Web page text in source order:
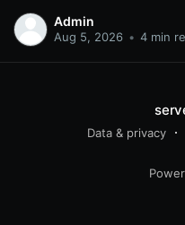
extraordinarios para crear y
“comer por dos”, el
Admin
Aug 5, 2026 • 4 min
Data & privacy